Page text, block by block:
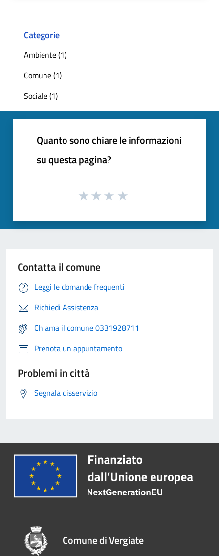
Categorie
Ambiente (1)
Comune (1)
Sociale (1)
Quanto sono chiare le informazioni
su questa pagina?
Contatta il comune
Leggi le domande frequenti
Richiedi Assistenza
Chiama il comune 0331928711
Prenota un appuntamento
Problemi in città
Segnala disservizio
Comune di Vergiate